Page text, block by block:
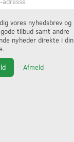
vores nyhedsbrev og
tilbud samt andre
nyheder direkte i din
Afmeld